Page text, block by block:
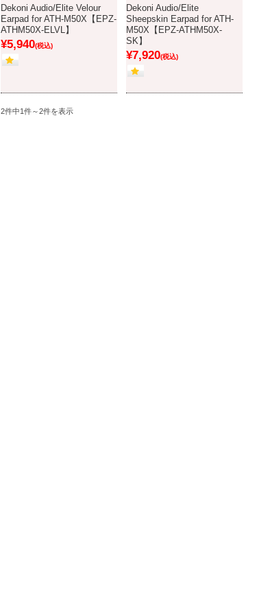
Dekoni Audio/Elite Velour
Earpad for ATH-M50X【EPZ-
ATHM50X-ELVL】
¥5,940(税込)
Dekoni Audio/Elite
Sheepskin Earpad for ATH-
M50X【EPZ-ATHM50X-
SK】
¥7,920(税込)
2件中1件～2件を表示